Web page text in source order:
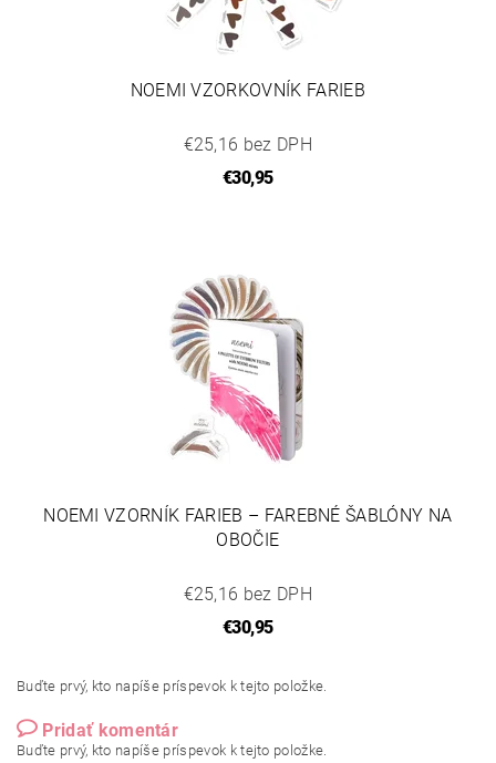
NOEMI VZORKOVNÍK FARIEB
€25,16 bez DPH
€30,95
NOEMI VZORNÍK FARIEB – FAREBNÉ ŠABLÓNY NA
OBOČIE
€25,16 bez DPH
€30,95
Buďte prvý, kto napíše príspevok k tejto položke.
Pridať komentár
Buďte prvý, kto napíše príspevok k tejto položke.